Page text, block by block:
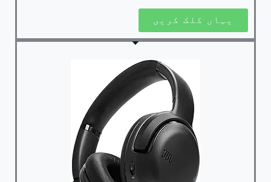
یہاں کلک کریں